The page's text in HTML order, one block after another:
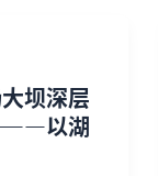
坝深层
以湖